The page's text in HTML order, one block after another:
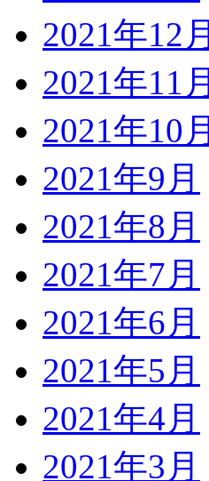
2021年12月
2021年11月
2021年10月
2021年9月
2021年8月
2021年7月
2021年6月
2021年5月
2021年4月
2021年3月